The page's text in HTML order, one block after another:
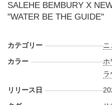
SALEHE BEMBURY X
"WATER BE THE GUIDE"
カテゴリー ニ
カラー
ホ
ラ
リリース日